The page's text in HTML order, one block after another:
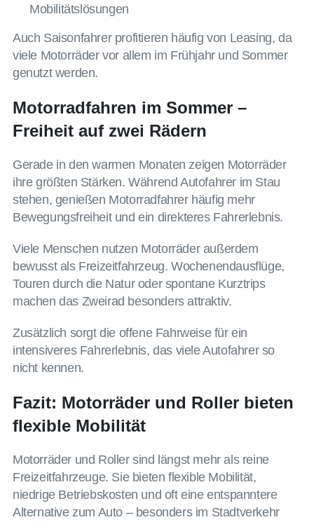
Mobilitätslösungen
Auch Saisonfahrer profitieren häufig von Leasing, da
viele Motorräder vor allem im Frühjahr und Sommer
genutzt werden.
Motorradfahren im Sommer –
Freiheit auf zwei Rädern
Gerade in den warmen Monaten zeigen Motorräder
ihre größten Stärken. Während Autofahrer im Stau
stehen, genießen Motorradfahrer häufig mehr
Bewegungsfreiheit und ein direkteres Fahrerlebnis.
Viele Menschen nutzen Motorräder außerdem
bewusst als Freizeitfahrzeug. Wochenendausflüge,
Touren durch die Natur oder spontane Kurztrips
machen das Zweirad besonders attraktiv.
Zusätzlich sorgt die offene Fahrweise für ein
intensiveres Fahrerlebnis, das viele Autofahrer so
nicht kennen.
Fazit: Motorräder und Roller bieten
flexible Mobilität
Motorräder und Roller sind längst mehr als reine
Freizeitfahrzeuge. Sie bieten flexible Mobilität,
niedrige Betriebskosten und oft eine entspanntere
Alternative zum Auto – besonders im Stadtverkehr